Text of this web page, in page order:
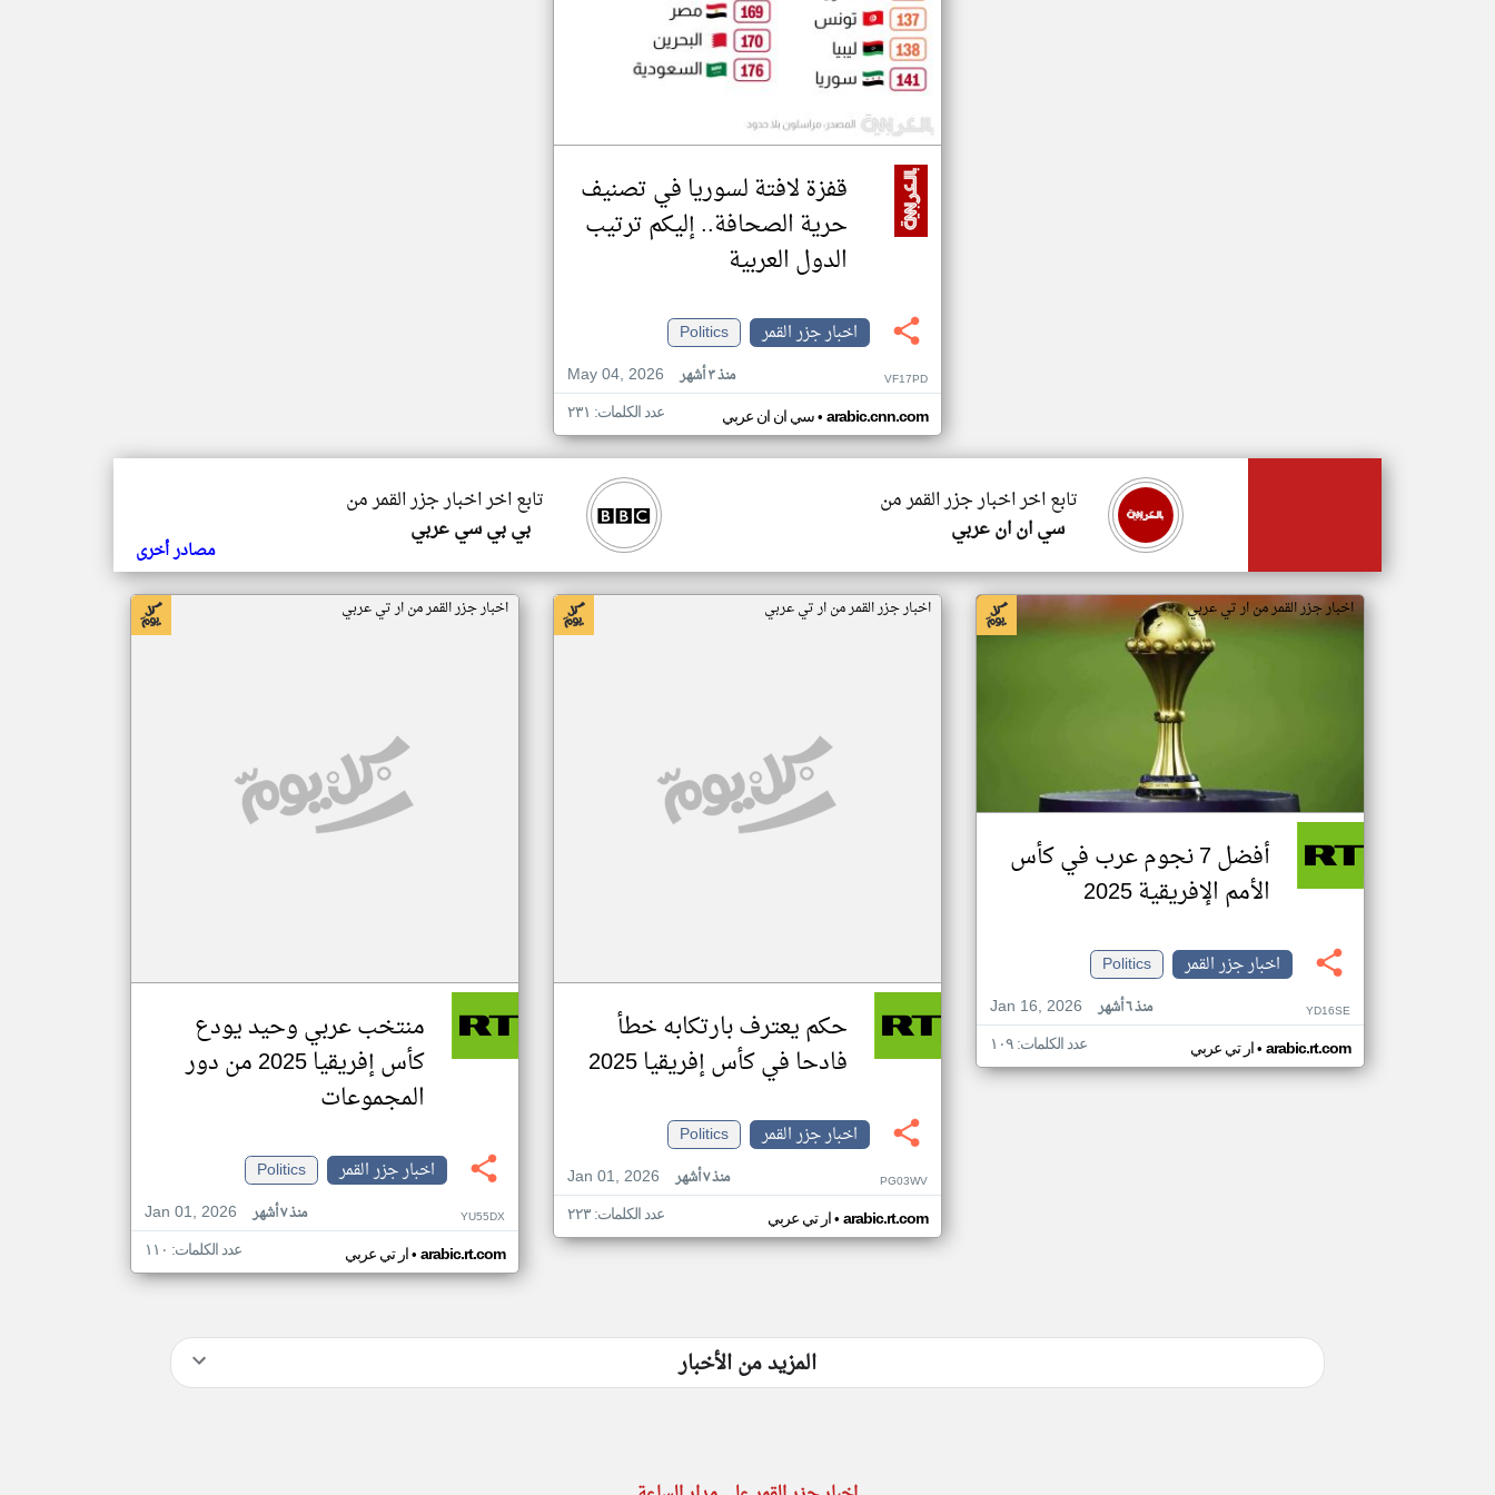
قفزة لافتة لسوريا في تصنيف
حرية الصحافة.. إليكم ترتيب
الدول العربية
اخبار جزر القمر
Politics
May 04, 2026
منذ ٣ أشهر VF17PD
سي ان ان عربي• arabic.cnn.com عدد الكلمات: ٢٣١
تابع اخر اخبار جزر القمر من
بي بي سي عربي
تابع اخر اخبار جزر القمر من
سي ان ان عربي
مصادر أخرى
اخبار جزر القمر من ار تي عربي
أفضل 7 نجوم عرب في كأس
الأمم الإفريقية 2025
اخبار جزر القمر
Politics
Jan 16, 2026
منذ ٦ أشهر YD16SE
ار تي عربي• arabic.rt.com عدد الكلمات: ١٠٩
اخبار جزر القمر من ار تي عربي
حكم يعترف بارتكابه خطأ
فادحا في كأس إفريقيا 2025
اخبار جزر القمر
Politics
Jan 01, 2026
منذ ٧ أشهر PG03WV
ار تي عربي• arabic.rt.com عدد الكلمات: ٢٢٣
اخبار جزر القمر من ار تي عربي
منتخب عربي وحيد يودع
كأس إفريقيا 2025 من دور
المجموعات
اخبار جزر القمر
Politics
Jan 01, 2026
منذ ٧ أشهر YU55DX
ار تي عربي• arabic.rt.com عدد الكلمات: ١١٠
المزيد من الأخبار